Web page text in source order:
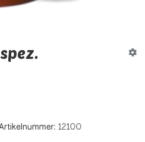
Artikelnummer: 12100